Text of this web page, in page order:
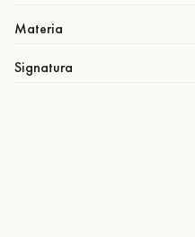
Materia
Signatura